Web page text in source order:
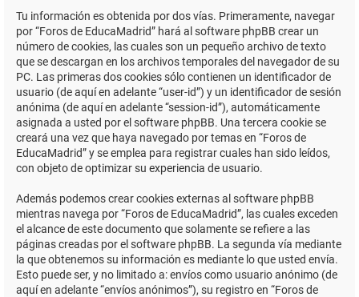
Tu información es obtenida por dos vías. Primeramente, navegar
por “Foros de EducaMadrid” hará al software phpBB crear un
número de cookies, las cuales son un pequeño archivo de texto
que se descargan en los archivos temporales del navegador de su
PC. Las primeras dos cookies sólo contienen un identificador de
usuario (de aquí en adelante “user-id”) y un identificador de sesión
anónima (de aquí en adelante “session-id”), automáticamente
asignada a usted por el software phpBB. Una tercera cookie se
creará una vez que haya navegado por temas en “Foros de
EducaMadrid” y se emplea para registrar cuales han sido leídos,
con objeto de optimizar su experiencia de usuario.
Además podemos crear cookies externas al software phpBB
mientras navega por “Foros de EducaMadrid”, las cuales exceden
el alcance de este documento que solamente se refiere a las
páginas creadas por el software phpBB. La segunda vía mediante
la que obtenemos su información es mediante lo que usted envía.
Esto puede ser, y no limitado a: envíos como usuario anónimo (de
aquí en adelante “envíos anónimos”), su registro en “Foros de